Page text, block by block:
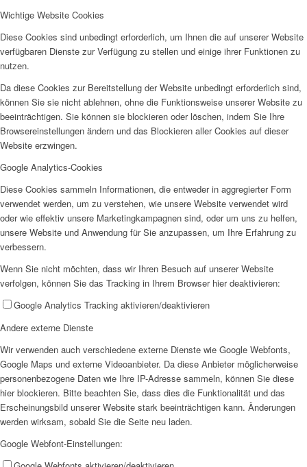
SPFH
UFH
Erziehungsbeistand
Wichtige Website Cookies
Diese Cookies sind unbedingt erforderlich, um Ihnen die auf unserer Website
verfügbaren Dienste zur Verfügung zu stellen und einige ihrer Funktionen zu
nutzen.
Da diese Cookies zur Bereitstellung der Website unbedingt erforderlich sind,
können Sie sie nicht ablehnen, ohne die Funktionsweise unserer Website zu
beeinträchtigen. Sie können sie blockieren oder löschen, indem Sie Ihre
Browsereinstellungen ändern und das Blockieren aller Cookies auf dieser
Website erzwingen.
Google Analytics-Cookies
Diese Cookies sammeln Informationen, die entweder in aggregierter Form
verwendet werden, um zu verstehen, wie unsere Website verwendet wird
oder wie effektiv unsere Marketingkampagnen sind, oder um uns zu helfen,
unsere Website und Anwendung für Sie anzupassen, um Ihre Erfahrung zu
verbessern.
Wenn Sie nicht möchten, dass wir Ihren Besuch auf unserer Website
verfolgen, können Sie das Tracking in Ihrem Browser hier deaktivieren:
Google Analytics Tracking aktivieren/deaktivieren
Andere externe Dienste
Wir verwenden auch verschiedene externe Dienste wie Google Webfonts,
Google Maps und externe Videoanbieter. Da diese Anbieter möglicherweise
personenbezogene Daten wie Ihre IP-Adresse sammeln, können Sie diese
hier blockieren. Bitte beachten Sie, dass dies die Funktionalität und das
Erscheinungsbild unserer Website stark beeinträchtigen kann. Änderungen
werden wirksam, sobald Sie die Seite neu laden.
Google Webfont-Einstellungen: